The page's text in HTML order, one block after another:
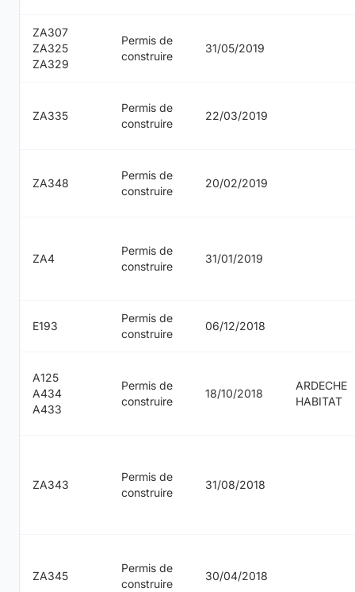
ZA307
ZA325
ZA329
Permis de
construire
31/05/2019
ZA335
Permis de
construire
22/03/2019
ZA348
Permis de
construire
20/02/2019
ZA4
Permis de
construire
31/01/2019
E193
Permis de
construire
06/12/2018
A125
A434
A433
Permis de
construire
18/10/2018
ARDECHE
HABITAT
ZA343
Permis de
construire
31/08/2018
ZA345
Permis de
construire
30/04/2018